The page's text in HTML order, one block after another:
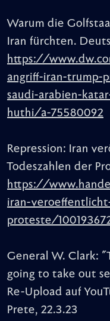
Warum die
Iran fürchten.
https://
angriff-iran-trump-
saudi-arabien-
huthi/a-75580092
Repression: Iran
Todeszahlen der
https://
iran-
proteste/
General W. Clark:
going to take out
Re-Upload auf
Prete, 22.3.23